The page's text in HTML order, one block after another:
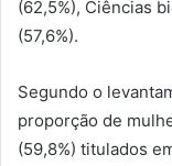
(62,5%), Ciências
(57,6%).
Segundo o
proporção de
(59,8%) titulados